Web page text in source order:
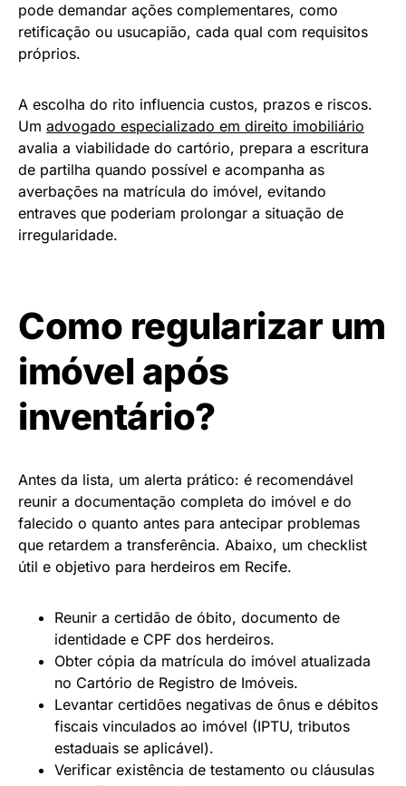
pode demandar ações complementares, como
retificação ou usucapião, cada qual com requisitos
próprios.
A escolha do rito influencia custos, prazos e riscos.
Um advogado especializado em direito imobiliário
avalia a viabilidade do cartório, prepara a escritura
de partilha quando possível e acompanha as
averbações na matrícula do imóvel, evitando
entraves que poderiam prolongar a situação de
irregularidade.
Como regularizar um
imóvel após
inventário?
Antes da lista, um alerta prático: é recomendável
reunir a documentação completa do imóvel e do
falecido o quanto antes para antecipar problemas
que retardem a transferência. Abaixo, um checklist
útil e objetivo para herdeiros em Recife.
Reunir a certidão de óbito, documento de
identidade e CPF dos herdeiros.
Obter cópia da matrícula do imóvel atualizada
no Cartório de Registro de Imóveis.
Levantar certidões negativas de ônus e débitos
fiscais vinculados ao imóvel (IPTU, tributos
estaduais se aplicável).
Verificar existência de testamento ou cláusulas